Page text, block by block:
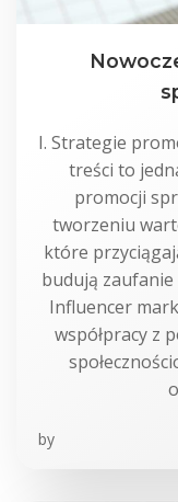
I. Strategie
treści to
promocji
tworzeniu
które
budują
Influencer
współpracy z
by